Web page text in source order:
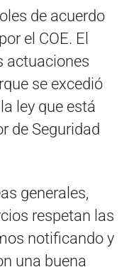
de acuerdo
el COE. El
actuaciones
se excedió
ley que está
de Seguridad
generales,
respetan las
notificando y
una buena